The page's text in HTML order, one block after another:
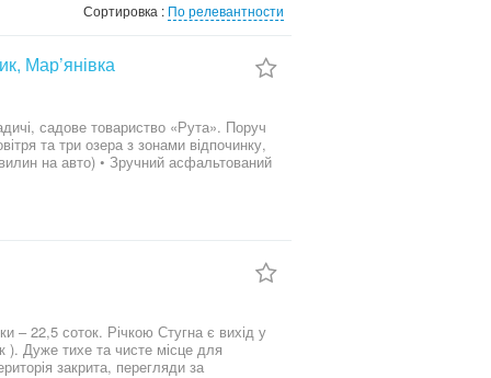
Сортировка : По релевантности
Мар’янівка
садове товариство «Рута». Поруч
та три озера з зонами відпочинку,
на авто) • Зручний асфальтований
• Дві рівні квадратні ділянки по 9